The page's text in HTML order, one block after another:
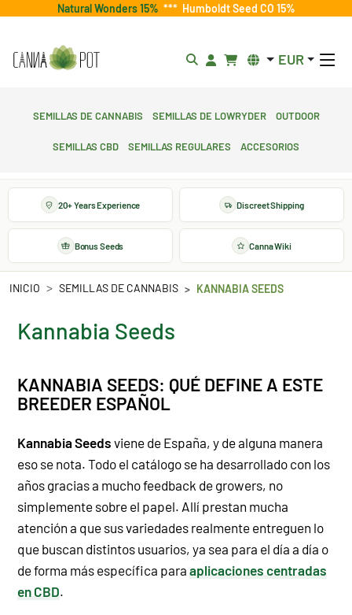
Natural Wonders 15% *** Humboldt Seed CO 15%
EUR
Semillas de cannabis Semillas de lowryder Outdoor
Semillas CBD Semillas regulares Accesorios
20+ Years Experience Discreet Shipping
Bonus Seeds Canna Wiki
INICIO SEMILLAS DE CANNABIS KANNABIA SEEDS
Kannabia Seeds
KANNABIA SEEDS: QUÉ DEFINE A ESTE
BREEDER ESPAÑOL
Kannabia Seeds viene de España, y de alguna manera
eso se nota. Todo el catálogo se ha desarrollado con los
años gracias a mucho feedback de growers, no
simplemente sobre el papel. Allí prestan mucha
atención a que sus variedades realmente entreguen lo
que buscan distintos usuarios, ya sea para el día a día o
de forma más específica para aplicaciones centradas
en CBD.